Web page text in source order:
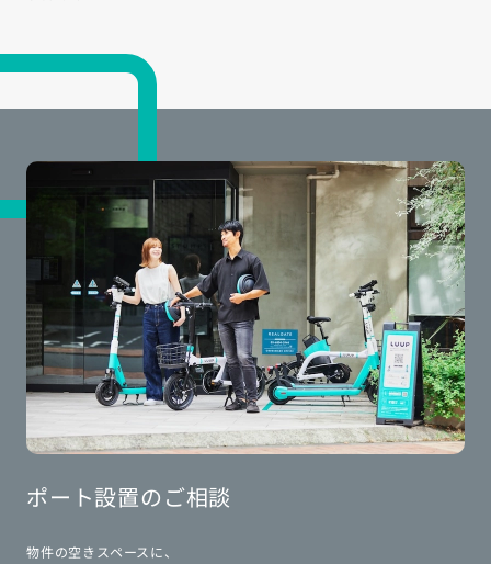
ポート設置のご相談
物件の空きスペースに、